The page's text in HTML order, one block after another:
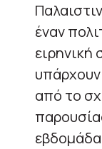
έναν
από το